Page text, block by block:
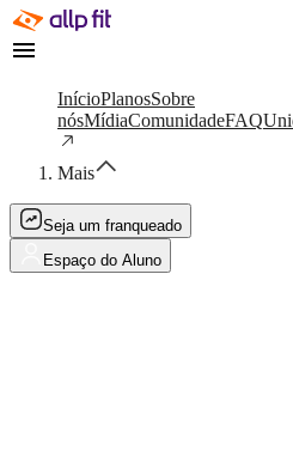
InícioPlanosSobre
nósMídiaComunidadeFAQ
Mais
Seja um franqueado
Espaço do Aluno